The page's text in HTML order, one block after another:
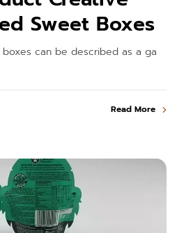
Sweet Boxes
can be described as a ga
Read More